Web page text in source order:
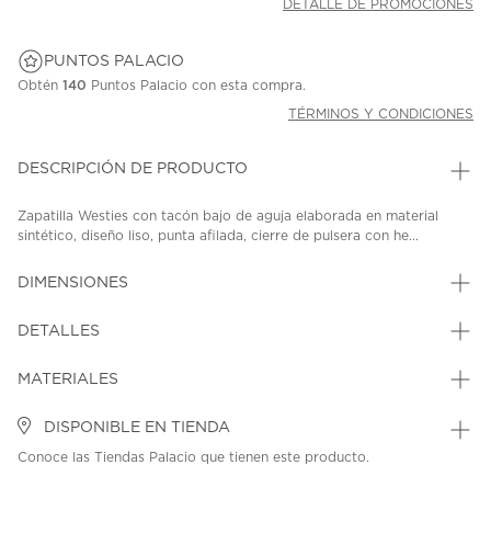
DETALLE DE PROMOCIONES
PUNTOS PALACIO
Obtén 140 Puntos Palacio con esta compra.
TÉRMINOS Y CONDICIONES
DESCRIPCIÓN DE PRODUCTO
Zapatilla Westies con tacón bajo de aguja elaborada en material
sintético, diseño liso, punta afilada, cierre de pulsera con he...
DIMENSIONES
DETALLES
MATERIALES
DISPONIBLE EN TIENDA
Conoce las Tiendas Palacio que tienen este producto.